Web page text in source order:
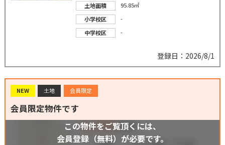
土地面積
95.85㎡
小学校区
-
中学校区
-
登録日：2026/8/1
NEW 土地 会員限定
会員限定物件です
この物件をご覧頂くには、
会員登録（無料）が必要です。